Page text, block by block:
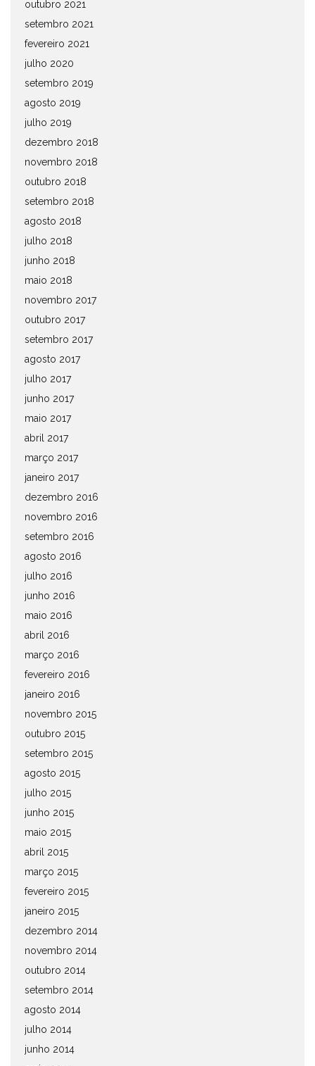
outubro 2021
setembro 2021
fevereiro 2021
julho 2020
setembro 2019
agosto 2019
julho 2019
dezembro 2018
novembro 2018
outubro 2018
setembro 2018
agosto 2018
julho 2018
junho 2018
maio 2018
novembro 2017
outubro 2017
setembro 2017
agosto 2017
julho 2017
junho 2017
maio 2017
abril 2017
março 2017
janeiro 2017
dezembro 2016
novembro 2016
setembro 2016
agosto 2016
julho 2016
junho 2016
maio 2016
abril 2016
março 2016
fevereiro 2016
janeiro 2016
novembro 2015
outubro 2015
setembro 2015
agosto 2015
julho 2015
junho 2015
maio 2015
abril 2015
março 2015
fevereiro 2015
janeiro 2015
dezembro 2014
novembro 2014
outubro 2014
setembro 2014
agosto 2014
julho 2014
junho 2014